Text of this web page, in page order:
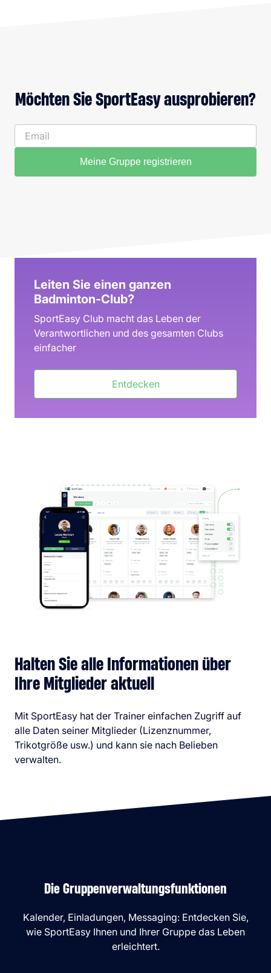
Möchten Sie SportEasy ausprobieren?
Meine Gruppe registrieren
Leiten Sie einen ganzen
Badminton-Club?
SportEasy Club macht das Leben der
Verantwortlichen und des gesamten Clubs
einfacher
Entdecken
Halten Sie alle Informationen über
Ihre Mitglieder aktuell
Mit SportEasy hat der Trainer einfachen Zugriff auf
alle Daten seiner Mitglieder (Lizenznummer,
Trikotgröße usw.) und kann sie nach Belieben
verwalten.
Die Gruppenverwaltungsfunktionen
Kalender, Einladungen, Messaging: Entdecken Sie,
wie SportEasy Ihnen und Ihrer Gruppe das Leben
erleichtert.